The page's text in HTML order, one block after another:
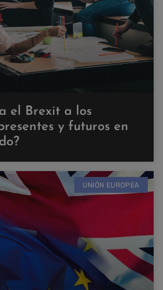
el Brexit a los
y futuros en
UNIÓN EUROPEA